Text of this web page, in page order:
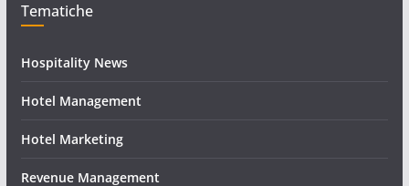
Tematiche
Hospitality News
Hotel Management
Hotel Marketing
Revenue Management